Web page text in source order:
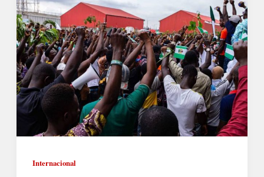
Internacional